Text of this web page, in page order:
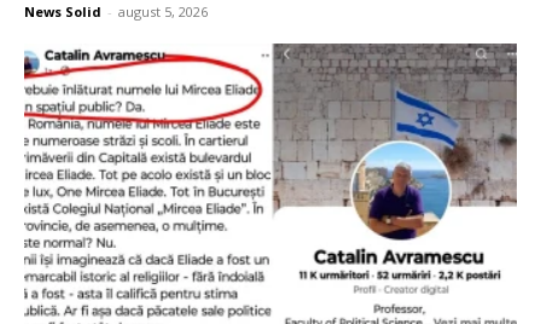
News Solid - august 5, 2026